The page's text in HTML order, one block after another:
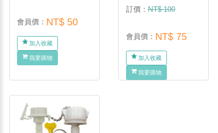
會員價： NT$ 50
加入收藏
我要購物
訂價：NT$ 100
會員價： NT$ 75
加入收藏
我要購物